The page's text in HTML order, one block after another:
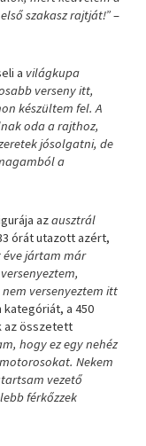
szakasz rajtját!”–
a világkupa
verseny itt,
készültem fel. A
oda a rajthoz,
jósolgatni, de
a
azausztrál
órát utazott azért,
éve jártam már
versenyeztem itt
kategóriát, a 450
az összetett
hogy ez egy nehéz
Nekem
vezető
férkőzzek